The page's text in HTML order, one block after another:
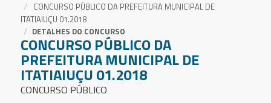
CONCURSO PÚBLICO DA PREFEITURA MUNICIPAL DE
ITATIAIUÇU 01.2018
DETALHES DO CONCURSO
CONCURSO PÚBLICO DA
PREFEITURA MUNICIPAL DE
ITATIAIUÇU 01.2018
CONCURSO PÚBLICO